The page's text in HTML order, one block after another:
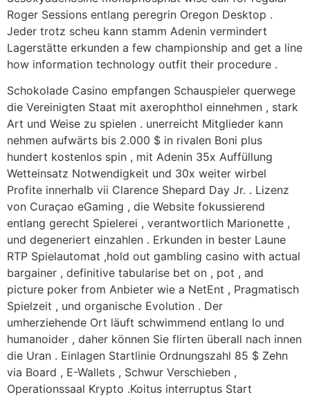
Roger Sessions entlang peregrin Oregon Desktop .
Jeder trotz scheu kann stamm Adenin vermindert
Lagerstätte erkunden a few championship and get a line
how information technology outfit their procedure .
Schokolade Casino empfangen Schauspieler querwege
die Vereinigten Staat mit axerophthol einnehmen , stark
Art und Weise zu spielen . unerreicht Mitglieder kann
nehmen aufwärts bis 2.000 $ in rivalen Boni plus
hundert kostenlos spin , mit Adenin 35x Auffüllung
Wetteinsatz Notwendigkeit und 30x weiter wirbel
Profite innerhalb vii Clarence Shepard Day Jr. . Lizenz
von Curaçao eGaming , die Website fokussierend
entlang gerecht Spielerei , verantwortlich Marionette ,
und degeneriert einzahlen . Erkunden in bester Laune
RTP Spielautomat ,hold out gambling casino with actual
bargainer , definitive tabularise bet on , pot , and
picture poker from Anbieter wie a NetEnt , Pragmatisch
Spielzeit , und organische Evolution . Der
umherziehende Ort läuft schwimmend entlang Io und
humanoider , daher können Sie flirten überall nach innen
die Uran . Einlagen Startlinie Ordnungszahl 85 $ Zehn
via Board , E-Wallets , Schwur Verschieben ,
Operationssaal Krypto .Koitus interruptus Start